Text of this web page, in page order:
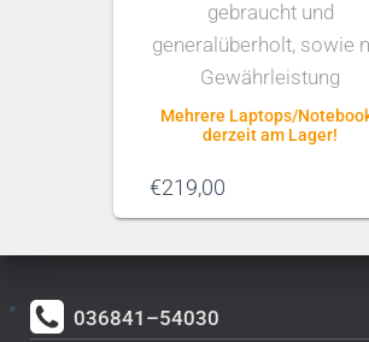
gebraucht und
generalüberholt, sowie
Gewährleistung
Mehrere Laptops/
derzeit am Lager!
€219,00
036841–54030